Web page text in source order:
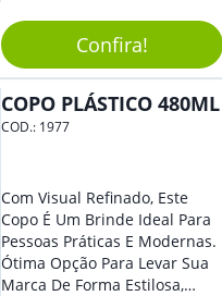
Sua Empresa Em Eventos,
Reuniões Corporativas Ou Até
Mesmo Para Presentear
Colaboradores E Parceiros De
Sua Empresa.
Confira!
COPO PLÁSTICO 480ML
COD.: 1977
Com Visual Refinado, Este
Copo É Um Brinde Ideal Para
Pessoas Práticas E Modernas.
Ótima Opção Para Levar Sua
Marca De Forma Estilosa,